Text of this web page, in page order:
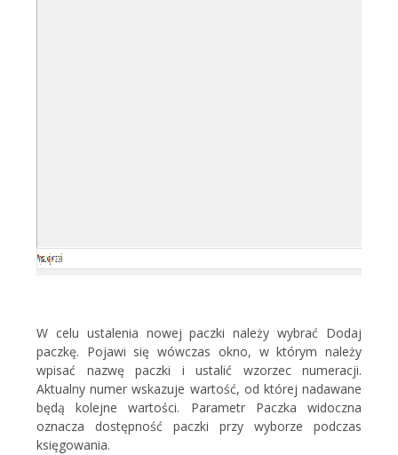
W celu ustalenia nowej paczki należy wybrać Dodaj
paczkę. Pojawi się wówczas okno, w którym należy
wpisać nazwę paczki i ustalić wzorzec numeracji.
Aktualny numer wskazuje wartość, od której nadawane
będą kolejne wartości. Parametr Paczka widoczna
oznacza dostępność paczki przy wyborze podczas
księgowania.